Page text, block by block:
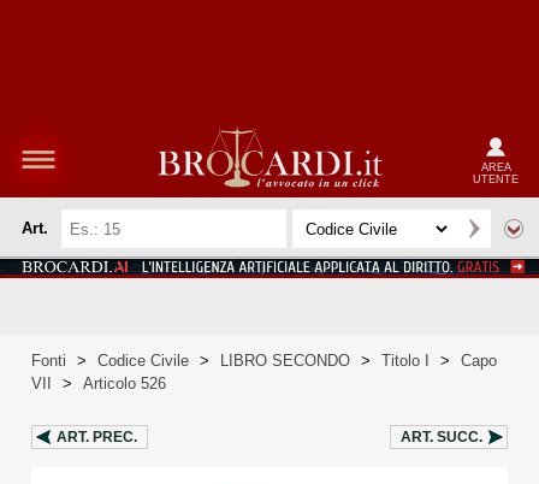
AREA
UTENTE
Art.
Fonti > Codice Civile > LIBRO SECONDO > Titolo I >
Capo
VII
> Articolo 526
ART. PREC. ART. SUCC.